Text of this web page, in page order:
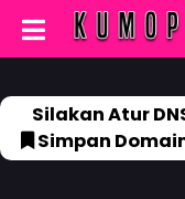
Silakan Atur
Simpan